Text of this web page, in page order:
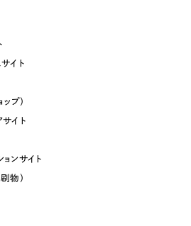
イト
プ）
サイト
ンサイト
物）